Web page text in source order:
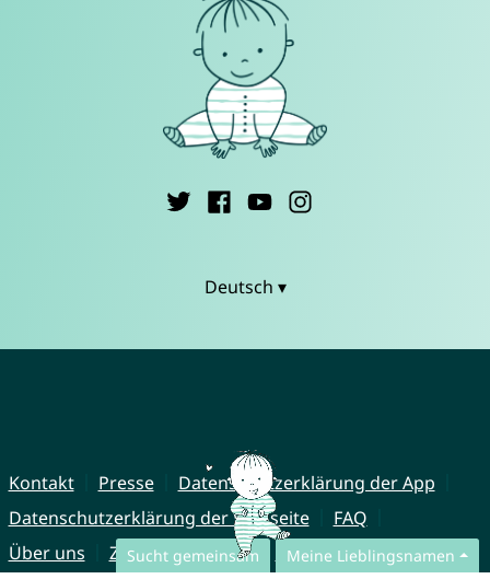
Sucht gemeinsam Meine Lieblingsnamen
Deutsch ▾
Kontakt Presse
Datenschutzerklärung der App
Datenschutzerklärung der Webseite
FAQ
Über uns
Zusammenarbeit Impressum